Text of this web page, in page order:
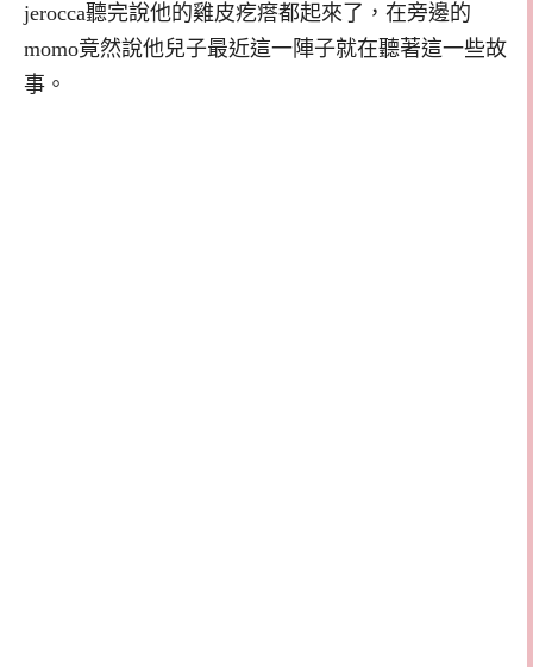
jerocca聽完說他的雞皮疙瘩都起來了，在旁邊的
momo竟然說他兒子最近這一陣子就在聽著這一些故
事。